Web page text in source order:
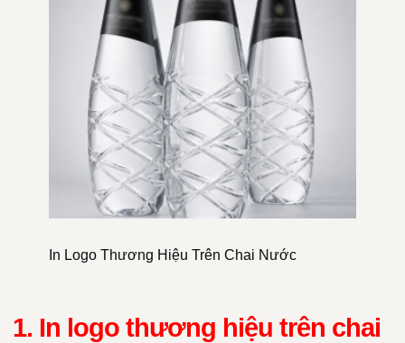
In Logo Thương Hiệu Trên Chai Nước
1. In logo thương hiệu trên chai